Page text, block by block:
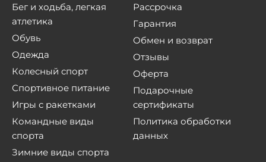
Бег и ходьба, легкая
атлетика
Обувь
Одежда
Колесный спорт
Спортивное питание
Игры с ракетками
Командные виды
спорта
Зимние виды спорта
Рассрочка
Гарантия
Обмен и возврат
Отзывы
Оферта
Подарочные
сертификаты
Политика обработки
данных